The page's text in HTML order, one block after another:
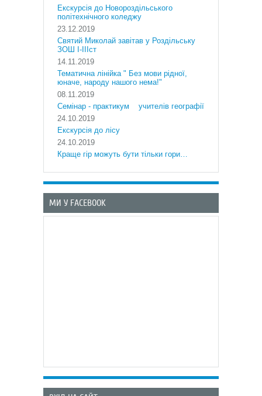
Екскурсія до Новороздільського
політехнічного коледжу
23.12.2019
Святий Миколай завітав у Роздільську
ЗОШ І-ІІІст
14.11.2019
Тематична лінійка " Без мови рідної,
юначе, народу нашого нема!"
08.11.2019
Cемінар - практикум учителів географії
24.10.2019
Екскурсія до лісу
24.10.2019
Краще гір можуть бути тільки гори…
МИ У FACEBOOK